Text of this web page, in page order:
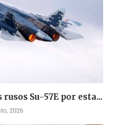
Su-57E por esta...
2026